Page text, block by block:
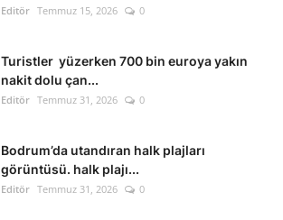
Editör Temmuz 15, 2026 0
Turistler yüzerken 700 bin euroya yakın
nakit dolu çan...
Editör Temmuz 31, 2026 0
Bodrum’da utandıran halk plajları
görüntüsü. halk plajı...
Editör Temmuz 31, 2026 0